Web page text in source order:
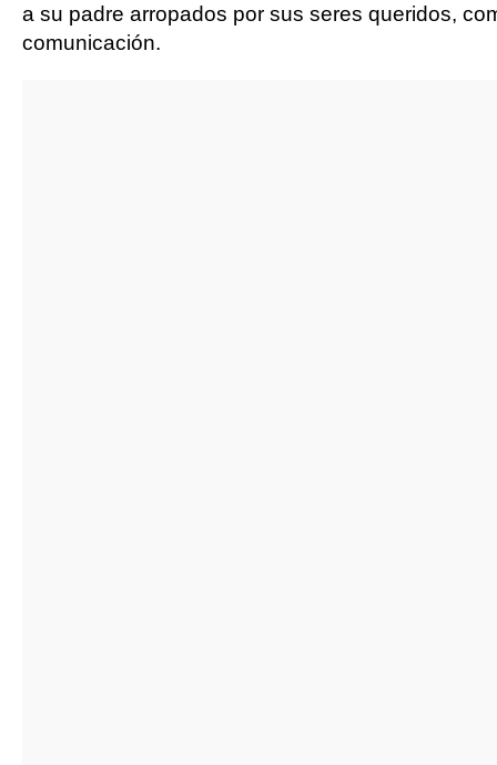
a su padre arropados por sus seres queridos,
comunicación.